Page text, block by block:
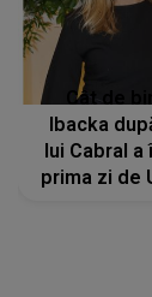
Cât de
Ibacka
lui Cabral
prima zi de